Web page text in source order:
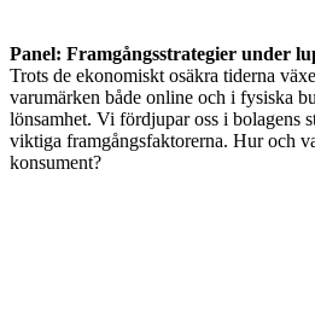
Panel: Framgångsstrategier under
Trots de ekonomiskt osäkra tiderna
varumärken både online och i fysiska
lönsamhet. Vi fördjupar oss i bolagens
viktiga framgångsfaktorerna. Hur och
konsument?